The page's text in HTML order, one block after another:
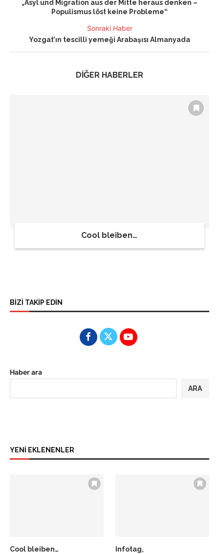
„Asyl und Migration aus der Mitte heraus denken –
Populismus löst keine Probleme“
Sonraki Haber
Yozgat’ın tescilli yemeği Arabaşısı Almanyada
DİĞER HABERLER
Cool bleiben…
BİZİ TAKİP EDİN
Haber ara
ARA
YENİ EKLENENLER
Cool bleiben…
Infotag,